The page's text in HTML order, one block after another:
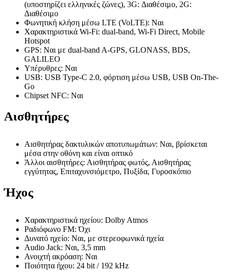
(υποστηρίζει ελληνικές ζώνες), 3G: Διαθέσιμο, 2G:
Διαθέσιμο
Φωνητική κλήση μέσω LTE (VoLTE): Ναι
Χαρακτηριστικά Wi-Fi: dual-band, Wi-Fi Direct, Mobile
Hotspot
GPS: Ναι με dual-band A-GPS, GLONASS, BDS,
GALILEO
Υπέρυθρες: Ναι
USB: USB Type-C 2.0, φόρτιση μέσω USB, USB On-The-
Go
Chipset NFC: Ναι
Αισθητήρες
Αισθητήρας δακτυλικών αποτυπωμάτων: Ναι, βρίσκεται
μέσα στην οθόνη και είναι οπτικό
Άλλοι αισθητήρες: Αισθητήρας φωτός, Αισθητήρας
εγγύτητας, Επιταχυνσιόμετρο, Πυξίδα, Γυροσκόπιο
Ήχος
Χαρακτηριστικά ηχείου: Dolby Atmos
Ραδιόφωνο FM: Όχι
Δυνατό ηχείο: Ναι, με στερεοφωνικά ηχεία
Audio Jack: Ναι, 3,5 mm
Ανοιχτή ακρόαση: Ναι
Ποιότητα ήχου: 24 bit / 192 kHz